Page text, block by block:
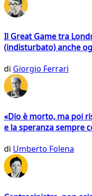
Il Great Game tra
(indisturbato) anche
di Giorgio Ferrari
«Dio è morto, ma poi
e la speranza sempre
di Umberto Folena